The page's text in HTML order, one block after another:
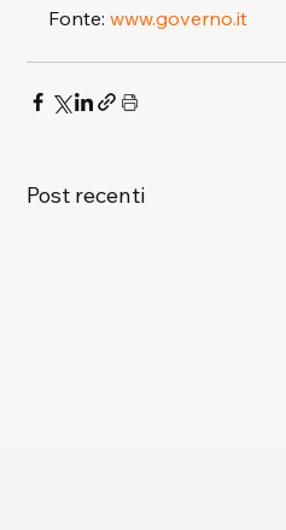
Fonte: www.governo.it
Post recenti